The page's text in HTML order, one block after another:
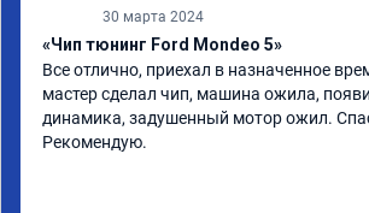
30 марта 2024
«Чип тюнинг Ford Mondeo 5»
Все отлично, приехал в назначенное
мастер сделал чип, машина ожила,
динамика, задушенный мотор ожил.
Рекомендую.